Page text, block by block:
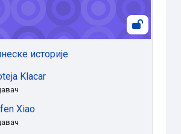
историје
Klacar
Xiao